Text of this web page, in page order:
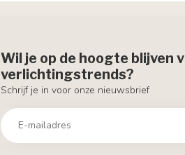
Wil je op de hoogte blijven
verlichtingstrends?
Schrijf je in voor onze nieuwsbrief